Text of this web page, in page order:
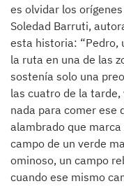
es olvidar los
Soledad Barruti,
esta historia: “Pedro,
la ruta en una de las
sostenía solo una
las cuatro de la
nada para comer ese
alambrado que
campo de un verde
ominoso, un campo
cuando ese mismo